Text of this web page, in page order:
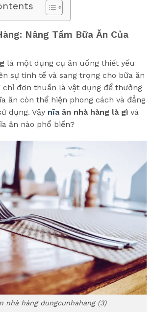
Nâng Tầm Bữa Ăn Của
là một dụng cụ ăn uống thiết yếu
sự tinh tế và sang trọng cho bữa ăn
chỉ đơn thuần là vật dụng để thưởng
ăn còn thể hiện phong cách và đẳng
dụng. Vậy nĩaăn nhà hàng là gì và
ăn nào phổ biến?
nhà hàng dungcunhahang (3)